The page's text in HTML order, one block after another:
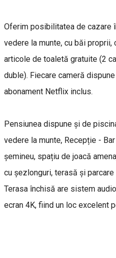
Oferim posibilitatea de cazare
vedere la munte, cu băi proprii,
articole de toaletă gratuite (2
duble). Fiecare cameră
abonament Netflix inclus.
Pensiunea dispune și de
vedere la munte, Recepție -
șemineu, spațiu de joacă
cu șezlonguri, terasă și
Terasa închisă are sistem
ecran 4K, fiind un loc excelent